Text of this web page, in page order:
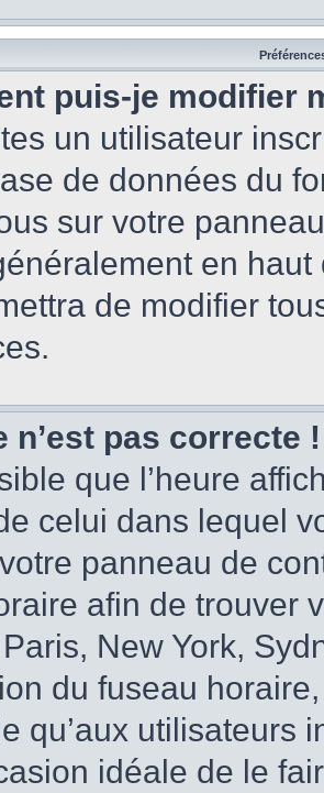
puis-je modifier
un utilisateur
de données du
sur votre
en
de modifier
n’est pas correcte !
que l’heure
celui dans lequel
panneau de
afin de trouver
New York,
du fuseau
qu’aux utilisateurs
idéale de le